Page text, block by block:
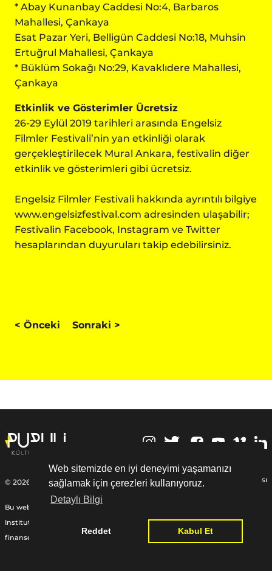
Web sitemizde en iyi deneyimi yaşamanızı
sağlamak için çerezleri kullanıyoruz.
Detaylı Bilgi
Reddet Kabul Et
* Abay Kunanbay Caddesi No:4, Barbaros
Mahallesi, Çankaya
Esat Pazar Yeri, Belligün Caddesi No:18, Muhsin
Ertuğrul Mahallesi, Çankaya
* Büklüm Sokağı No:29, Kavaklıdere Mahallesi,
Çankaya
Etkinlik ve Gösterimler Ücretsiz
26-29 Eylül 2019 tarihleri arasında Engelsiz
Filmler Festivali’nin yan etkinliği olarak
gerçekleştirilecek Mural Ankara, festivalin diğer
etkinlik ve gösterimleri gibi ücretsiz.
Engelsiz Filmler Festivali hakkında ayrıntılı bilgiye
www.engelsizfestival.com adresinden ulaşabilir;
Festivalin Facebook, Instagram ve Twitter
hesaplarından duyuruları takip edebilirsiniz.
< Önceki Sonraki >
© 2026 | Puruli Kültür Sanat Kişisel Verilerin Korunması
Bu web sitesi Federal Almanya Cumhuriyeti Dışişleri Bakanlığı, Goethe-
Institut ve diğer ortaklardan sağlanan Uluslararası Yardım Fonu ile
finanse edilmiştir: